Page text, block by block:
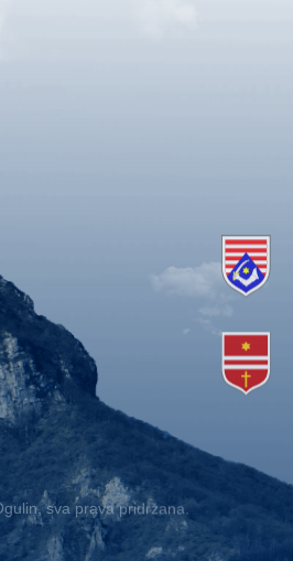
sva prava pridržana.